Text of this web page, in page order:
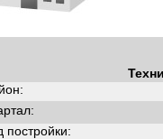
постройки: